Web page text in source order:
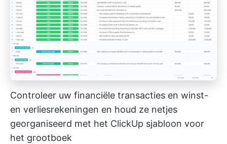
Controleer uw financiële transacties en winst-
en verliesrekeningen en houd ze netjes
georganiseerd met het ClickUp sjabloon voor
het grootboek